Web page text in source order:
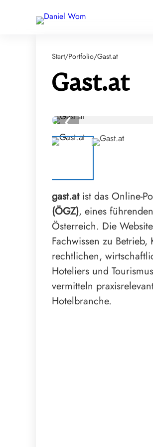
Start/Portfolio/Gast.at
Gast.at
‹
gast.atist das Online-
(ÖGZ), eines
Österreich. Die
Fachwissen zu
rechtlichen,
Hoteliers und
vermitteln
Hotelbranche.